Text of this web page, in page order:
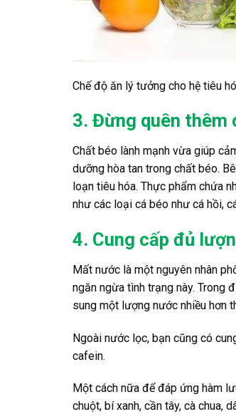
Chế độ ăn lý tưởng cho hệ tiêu
3. Đừng quên thêm
Chất béo lành mạnh vừa giúp
dưỡng hòa tan trong chất béo.
loạn tiêu hóa. Thực phẩm chứa
như các loại cá béo như cá hồi,
4. Cung cấp đủ
Mất nước là một nguyên nhân
ngăn ngừa tình trạng này. Trong
sung một lượng nước nhiều hơn
Ngoài nước lọc, bạn cũng có
cafein.
Một cách nữa để đáp ứng hàm
chuột, bí xanh, cần tây, cà chua,